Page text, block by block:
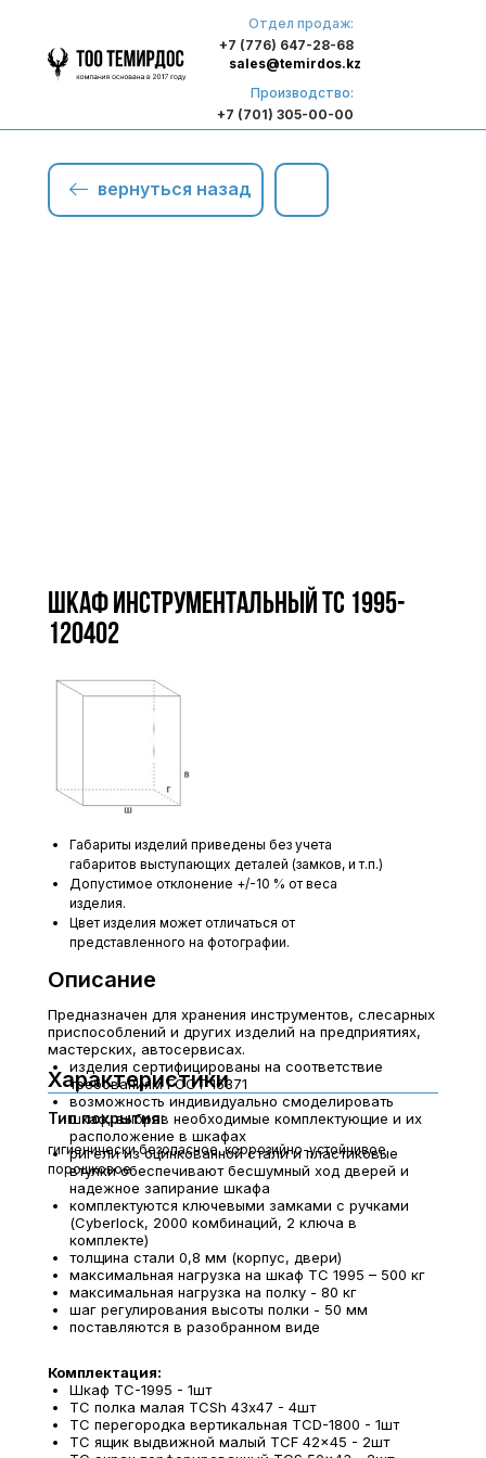
Отдел продаж:
+7 (776) 647-28-68
Производство:
+7 (701) 305-00-00
sales@temirdos.kz
вернуться назад
Шкаф инструментальный ТС 1995-
120402
Описание
Предназначен для хранения инструментов, слесарных
приспособлений и других изделий на предприятиях,
мастерских, автосервисах.
изделия сертифицированы на соответствие
требованиям ГОСТ 16371
возможность индивидуально смоделировать
шкаф, выбрав необходимые комплектующие и их
расположение в шкафах
ригели из оцинкованной стали и пластиковые
втулки обеспечивают бесшумный ход дверей и
надежное запирание шкафа
комплектуются ключевыми замками с ручками
(Cyberlock, 2000 комбинаций, 2 ключа в
комплекте)
толщина стали 0,8 мм (корпус, двери)
максимальная нагрузка на шкаф ТС 1995 – 500 кг
максимальная нагрузка на полку - 80 кг
шаг регулирования высоты полки - 50 мм
поставляются в разобранном виде
Комплектация:
Шкаф TC-1995 - 1шт
TC полка малая TCSh 43х47 - 4шт
TC перегородка вертикальная TCD-1800 - 1шт
TC ящик выдвижной малый TCF 42x45 - 2шт
Габариты изделий приведены без учета
габаритов выступающих деталей (замков, и т.п.)
Допустимое отклонение +/-10 % от веса
изделия.
Цвет изделия может отличаться от
представленного на фотографии.
Характеристики
гигиенически безопасное, коррозийно-устойчивое
порошковое
Тип покрытия: